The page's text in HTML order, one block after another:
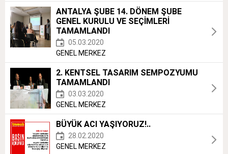
ANTALYA ŞUBE 14. DÖNEM ŞUBE
GENEL KURULU VE SEÇİMLERİ
TAMAMLANDI
05.03.2020
GENEL MERKEZ
2. KENTSEL TASARIM SEMPOZYUMU
TAMAMLANDI
03.03.2020
GENEL MERKEZ
BÜYÜK ACI YAŞIYORUZ!..
28.02.2020
GENEL MERKEZ